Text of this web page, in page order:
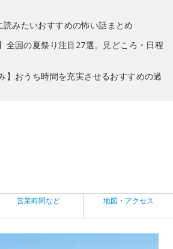
読みたいおすすめの怖い話まとめ
全国の夏祭り注目27選。見どころ・日程
】おうち時間を充実させるおすすめの過
営業時間など 地図・アクセス